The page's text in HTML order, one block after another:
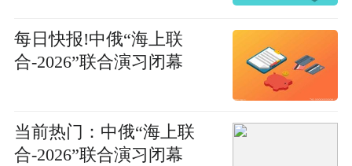
每日快报!中俄“海上联
合-2026”联合演习闭幕
当前热门：中俄“海上联
合-2026”联合演习闭幕